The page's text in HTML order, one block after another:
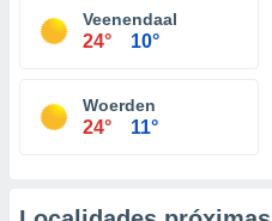
Veenendaal
24° 10°
Woerden
24° 11°